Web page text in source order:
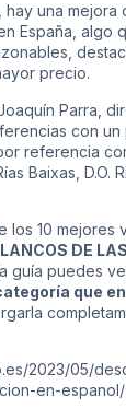
hay una
España, algo
precio.
Parra,
con
referencia
Baixas, D.O.
los 10 mejores
DE
guía puedes
que
2023/05/
en-espanol/